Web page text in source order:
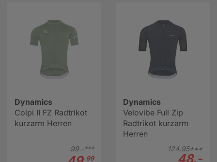
Dynamics
Colpi II FZ Radtrikot
kurzarm Herren
99.-***
99
Dynamics
Velovibe Full Zip
Radtrikot kurzarm
Herren
124.95***
48.-